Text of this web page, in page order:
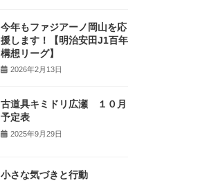
今年もファジアーノ岡山を応
援します！【明治安田J1百年
構想リーグ】
2026年2月13日
古道具キミドリ広瀬 １０月
予定表
2025年9月29日
小さな気づきと行動